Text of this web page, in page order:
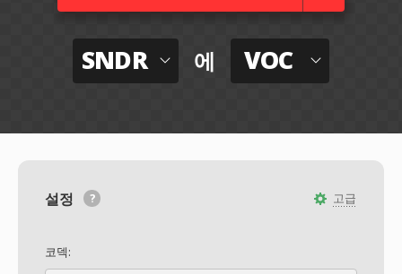
SNDR 에 VOC
고급
설정
코덱: